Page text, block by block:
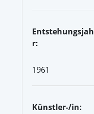
Entstehungsjah
r:
1961
Künstler-/in: